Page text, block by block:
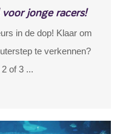
jonge racers!
in de dop! Klaar om
te verkennen?
of 3 ...